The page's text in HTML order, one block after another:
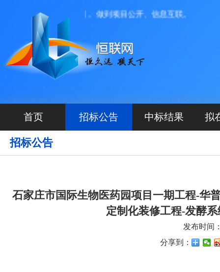
透明、便捷的原则， 做到项目公开、信息互联。
首页 招标公告 中标结果 拟
招标公告
石家庄市国际生物医药园项目一期工程-华
定制化装修工程-发酵
发布时间
分享到：